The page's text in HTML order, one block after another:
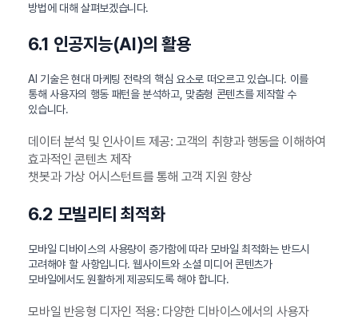
방법에 대해 살펴보겠습니다.
6.1 인공지능(AI)의 활용
AI 기술은 현대 마케팅 전략의 핵심 요소로 떠오르고 있습니다. 이를
통해 사용자의 행동 패턴을 분석하고, 맞춤형 콘텐츠를 제작할 수
있습니다.
데이터 분석 및 인사이트 제공: 고객의 취향과 행동을 이해하여
효과적인 콘텐츠 제작
챗봇과 가상 어시스턴트를 통해 고객 지원 향상
6.2 모빌리티 최적화
모바일 디바이스의 사용량이 증가함에 따라 모바일 최적화는 반드시
고려해야 할 사항입니다. 웹사이트와 소셜 미디어 콘텐츠가
모바일에서도 원활하게 제공되도록 해야 합니다.
모바일 반응형 디자인 적용: 다양한 디바이스에서의 사용자